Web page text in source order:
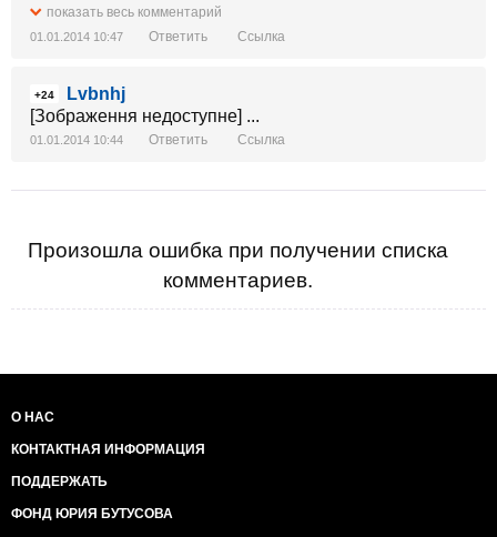
показать весь комментарий
01.01.2014 10:47 Ответить Ссылка
+24
Lvbnhj
[Зображення недоступне] ...
01.01.2014 10:44 Ответить Ссылка
Произошла ошибка при получении списка
комментариев.
О НАС
КОНТАКТНАЯ ИНФОРМАЦИЯ
ПОДДЕРЖАТЬ
ФОНД ЮРИЯ БУТУСОВА